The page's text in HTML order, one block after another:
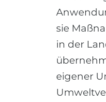
sie
in der
eigener